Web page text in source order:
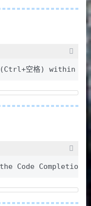
空格) within
Code Completion